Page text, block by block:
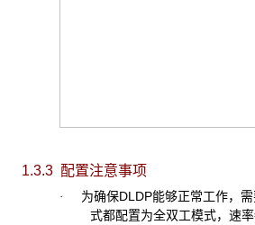
1.3.3 配置注意事项
· 为确保DLDP能够正常工作，需
式都配置为全双工模式，速